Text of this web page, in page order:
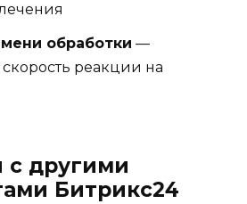
обработки —
реакции на
с другими
Битрикс24